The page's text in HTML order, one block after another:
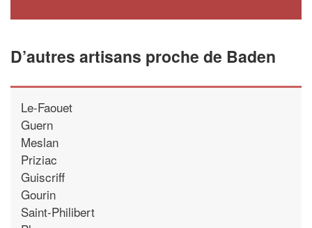
D’autres artisans proche de Baden
Le-Faouet
Guern
Meslan
Priziac
Guiscriff
Gourin
Saint-Philibert